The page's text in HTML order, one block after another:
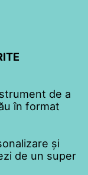
de a
în format
și
de un super